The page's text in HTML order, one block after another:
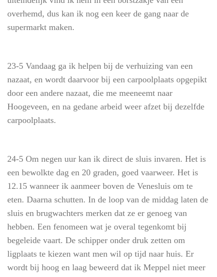
overhemd, dus kan ik nog een keer de gang naar de
supermarkt maken.
23-5 Vandaag ga ik helpen bij de verhuizing van een
nazaat, en wordt daarvoor bij een carpoolplaats opgepikt
door een andere nazaat, die me meeneemt naar
Hoogeveen, en na gedane arbeid weer afzet bij dezelfde
carpoolplaats.
24-5 Om negen uur kan ik direct de sluis invaren. Het is
een bewolkte dag en 20 graden, goed vaarweer. Het is
12.15 wanneer ik aanmeer boven de Venesluis om te
eten. Daarna schutten. In de loop van de middag laten de
sluis en brugwachters merken dat ze er genoeg van
hebben. Een fenomeen wat je overal tegenkomt bij
begeleide vaart. De schipper onder druk zetten om
ligplaats te kiezen want men wil op tijd naar huis. Er
wordt bij hoog en laag beweerd dat ik Meppel niet meer